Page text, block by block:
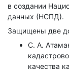
в создании
данных (НСПД).
Защищены две
С. А.
качества